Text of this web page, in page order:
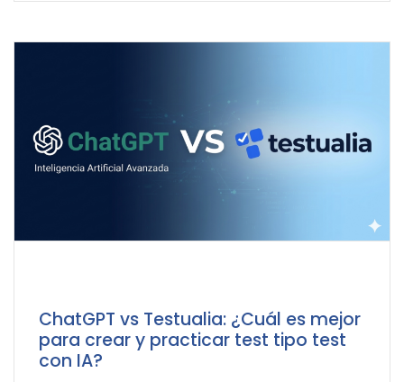
ChatGPT vs Testualia: ¿Cuál es mejor
para crear y practicar test tipo test
con IA?